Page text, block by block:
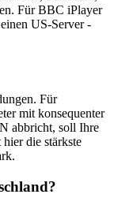
Für BBC iPlayer
US-Server -
Für
mit konsequenter
abbricht, soll Ihre
die stärkste